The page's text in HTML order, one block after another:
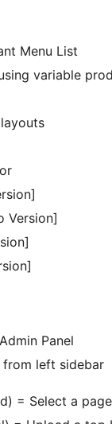
Menu List
variable
Version]
Panel
from left sidebar
= Select a